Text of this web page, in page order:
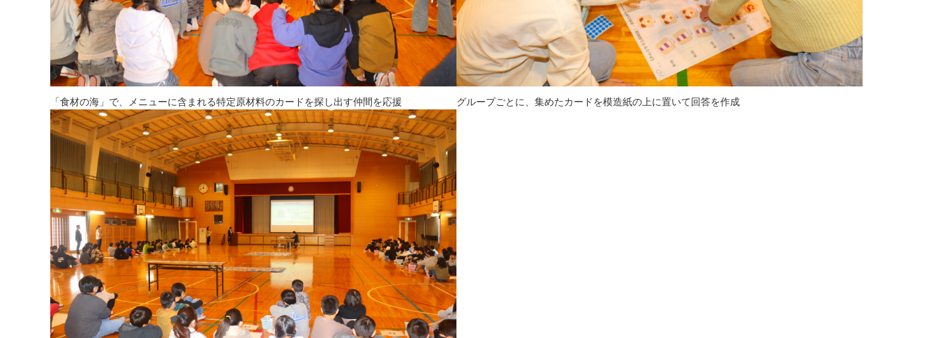
「食材の海」で、メニューに含まれる特定原材料のカードを探し出す仲間を応援 グループごとに、集めたカードを模造紙の上に置いて回答を作成